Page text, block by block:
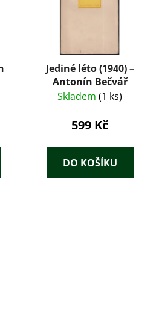
Jediné léto (1940) –
Antonín Bečvář
Skladem (1 ks)
599 Kč
DO KOŠÍKU